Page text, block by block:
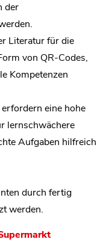
der
Literatur für die
von QR-Codes,
Kompetenzen
eine hohe
lernschwächere
Aufgaben hilfreich
durch fertig
werden.